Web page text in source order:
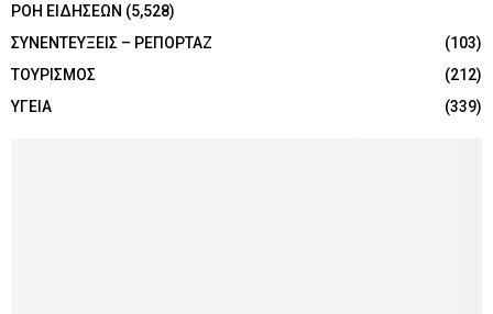
ΡΟΗ ΕΙΔΗΣΕΩΝ (5,528)
ΣΥΝΕΝΤΕΥΞΕΙΣ – ΡΕΠΟΡΤΑΖ
(103)
ΤΟΥΡΙΣΜΟΣ
(212)
ΥΓΕΙΑ
(339)